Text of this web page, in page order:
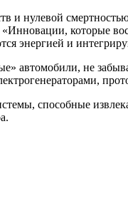
нулевой
которые
энергией и
автомобили, не
способные